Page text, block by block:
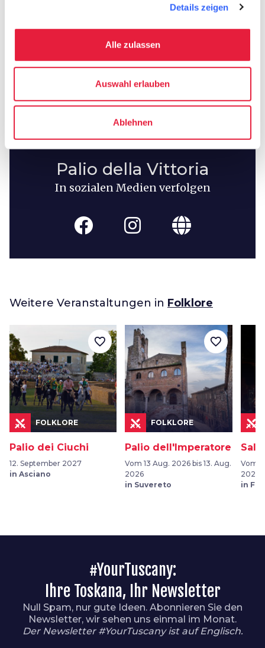
Details zeigen
Alle zulassen
Auswahl erlauben
Ablehnen
holiday_village Pauschalen und Unterkünfte chevron_right
celebration Erlebnisse chevron_right
Palio della Vittoria
In sozialen Medien verfolgen
Weitere Veranstaltungen in Folklore
FOLKLORE
Palio dei Ciuchi
12. September 2027
in Asciano
favorite_border
FOLKLORE
Palio dell'Imperatore
Vom 13 Aug. 2026 bis 13. Aug.
2026
in Suvereto
favorite_border
Vom
2026
in
#YourTuscany:
Ihre Toskana, Ihr Newsletter
Null Spam, nur gute Ideen. Abonnieren Sie den
Newsletter, wir sehen uns einmal im Monat.
Der Newsletter #YourTuscany ist auf Englisch.